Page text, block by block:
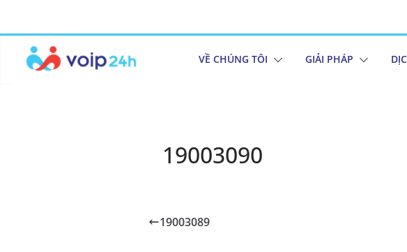
VỀ CHÚNG TÔI GIẢI PHÁP
19003090
19003089